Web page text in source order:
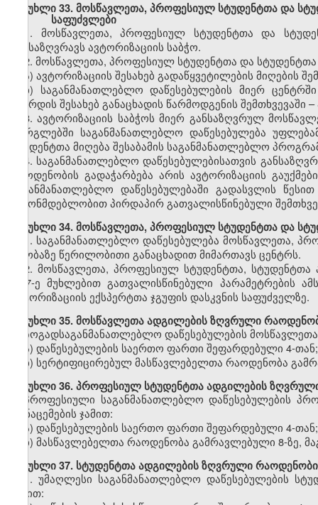
მუხლი33. მოსწავლეთა, პროფესიულ სტუდენტთა და
საფუძვლები
1.
მოსწავლეთა, პროფესიულ სტუდენტთა და
განსაზღვრავს ავტორიზაციის საბჭო.
2. მოსწავლეთა, პროფესიულსტუდენტთა და
ა) ავტორიზაციის შესახებ გადაწყვეტილების მიღების
ბ) საგანმანათლებლო დაწესებულების მიერ
გაზრდის შესახებ განაცხადის წარმოდგენის შემთხვევაში –
3. ავტორიზაციის საბჭოს მიერ განსაზღვრულ
ფარგლებში საგანმანათლებლო დაწესებულება
სტუდენტთა მიღება შესაბამის საგანმანათლებლო
4. საგანმანათლებლოდაწესებულებისათვის
რაოდენობის გადაჭარბება არისავტორიზაციის
საგანმანათლებლო დაწესებულებაში გადასვლის
კანონმდებლობით პირდაპირ გათვალისწინებული
მუხლი34. მოსწავლეთა, პროფესიულ სტუდენტთა და
1. საგანმანათლებლო დაწესებულებამოსწავლეთა,
თაობაზე წერილობითი განაცხადით მიმართავს ცენტრს.
2. მოსწავლეთა, პროფესიულ სტუდენტთა,
7-ე მუხლებით გათვალისწინებული პარამეტრების
ავტორიზაციის ექსპერტთა ჯგუფის დასკვნის საფუძველზე.
მუხლი35. მოსწავლეთა ადგილების ზღვრული
ზოგადსაგანმანათლებლო დაწესებულების
ა) დაწესებულების საერთო ფართი შეფარდებული 4-თან;
ბ) სერტიფიცირებულმასწავლებელთა რაოდენობა
მუხლი36. პროფესიულ სტუდენტთა ადგილების
პროფესიული საგანმანათლებლო დაწესებულების
მონაცემების ჯამით:
ა) დაწესებულების საერთო ფართი შეფარდებული 4-თან;
ბ) მასწავლებელთა რაოდენობა გამრავლებული 8-ზე,
მუხლი37. სტუდენტთა ადგილების ზღვრული
1. უმაღლესი საგანმანათლებლოდაწესებულების
ჯამით: